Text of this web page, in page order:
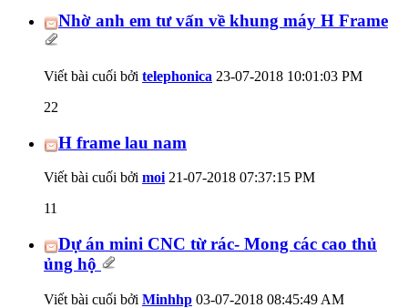
Nhờ anh em tư vấn về khung máy H Frame
Viết bài cuối bởi telephonica 23-07-2018 10:01:03 PM
22
H frame lau nam
Viết bài cuối bởi moi21-07-2018 07:37:15 PM
11
Dự án mini CNC từ rác- Mong các cao thủ
ủng hộ
Viết bài cuối bởi Minhhp 03-07-2018 08:45:49 AM